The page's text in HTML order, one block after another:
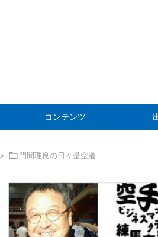
コンテンツ
> 門間理良の日々是空道